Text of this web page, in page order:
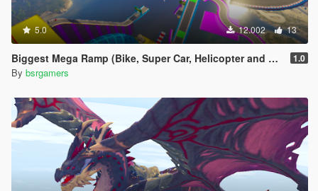
5.0 12.002 13
Biggest Mega Ramp (Bike, Super Car, Helicopter and Boat) 1.0
By bsrgamers